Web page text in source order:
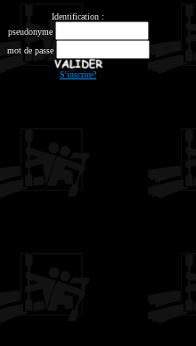
Identification :
pseudonyme
mot de passe
S'inscrire?